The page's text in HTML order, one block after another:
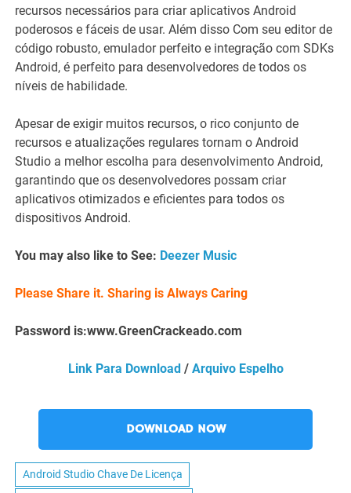
recursos necessários para criar aplicativos Android
poderosos e fáceis de usar. Além disso Com seu editor de
código robusto, emulador perfeito e integração com SDKs
Android, é perfeito para desenvolvedores de todos os
níveis de habilidade.
Apesar de exigir muitos recursos, o rico conjunto de
recursos e atualizações regulares tornam o Android
Studio a melhor escolha para desenvolvimento Android,
garantindo que os desenvolvedores possam criar
aplicativos otimizados e eficientes para todos os
dispositivos Android.
You may also like to See: Deezer Music
Please Share it. Sharing is Always Caring
Password is:www.GreenCrackeado.com
Link Para Download/Arquivo Espelho
DOWNLOAD NOW
Android Studio Chave De Licença